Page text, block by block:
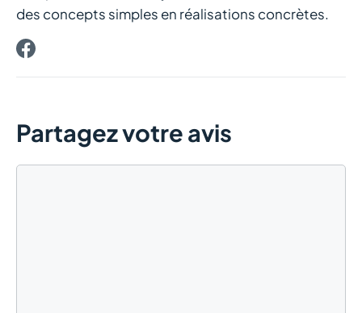
des concepts simples en réalisations concrètes.
Partagez votre avis